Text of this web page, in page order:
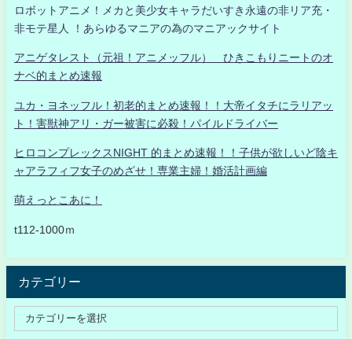
ロボットアニメ！メカと美少女キャラだいすき永遠の非リア充・
非モテ星人 ！あらゆるマニアの為のマニアックサイト
アニゲタレスト（元祖！アニメッフル） ひきこもりニートのオ
ナベ的まとめ速報
ユカ・ヨネッフル！初老的まとめ速報！！大帝イタチにラリアッ
ト！害獣神アリ・ガー被害に必殺！パイルドライバー
ヒロコンプレックスNIGHT 的まとめ速報！！子供が欲しいど陰キ
ャアラフィフ女子のめざせ！専業主婦！婚活計画編
萌えっとこあに！
t112-1000ｍ
カテゴリー